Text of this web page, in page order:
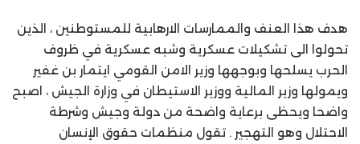
هدف هذا العنف والممارسات الارهابية للمستوطنين ، الذين
تحولوا الى تشكيلات عسكرية وشبه عسكرية في ظروف
الحرب يسلحها وبوجهها وزير الامن القومي ايتمار بن غفير
ويمولها وزير المالية ووزير الاستيطان في وزارة الجيش ، اصبح
واضحا ويحظى برعاية واضحة من دولة وجيش وشرطة
الاحتلال وهو التهجير . تقول منظمات حقوق الإنسان